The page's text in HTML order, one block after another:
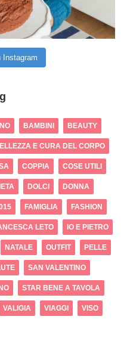
Instagram
BAMBINI BEAUTY
E CURA DEL CORPO
COPPIA COSE UTILI
DOLCI DONNA
FAMIGLIA FASHION
LETO IO E PIETRO
NATALE OUTFIT PELLE
SAN VALENTINO
STAR BENE A TAVOLA
VALIGIA VIAGGI VISO